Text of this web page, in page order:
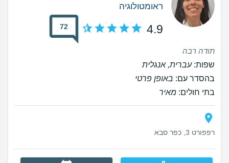
ראומטולוגיה
4.9
72
תודה רבה
שפות:עברית, אנגלית
בהסדר עם: באופן פרטי
בתי חולים: מאיר
רפפורט 3, כפר סבא